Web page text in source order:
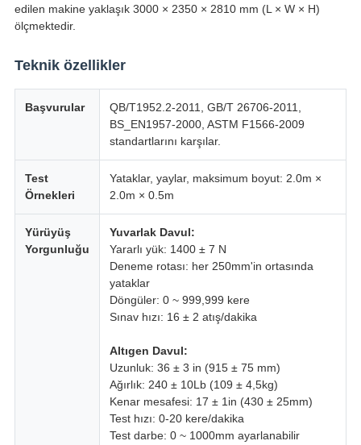
edilen makine yaklaşık 3000 × 2350 × 2810 mm (L × W × H)
ölçmektedir.
Teknik özellikler
Başvurular
QB/T1952.2-2011, GB/T 26706-2011,
BS_EN1957-2000, ASTM F1566-2009
standartlarını karşılar.
Test
Örnekleri
Yataklar, yaylar, maksimum boyut: 2.0m ×
2.0m × 0.5m
Yürüyüş
Yorgunluğu
Yuvarlak Davul:
Yararlı yük: 1400 ± 7 N
Deneme rotası: her 250mm'in ortasında
yataklar
Döngüler: 0 ~ 999,999 kere
Sınav hızı: 16 ± 2 atış/dakika
Altıgen Davul:
Uzunluk: 36 ± 3 in (915 ± 75 mm)
Ağırlık: 240 ± 10Lb (109 ± 4,5kg)
Kenar mesafesi: 17 ± 1in (430 ± 25mm)
Test hızı: 0-20 kere/dakika
Test darbe: 0 ~ 1000mm ayarlanabilir